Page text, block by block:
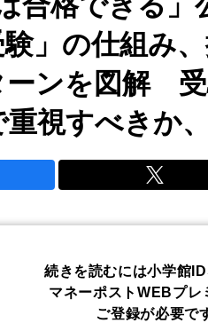
」の仕組み
ーンを図解
視すべきか
続きを読むには小学館
マネーポストWEBプレ
ご登録が必要で